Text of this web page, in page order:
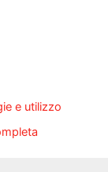
e utilizzo